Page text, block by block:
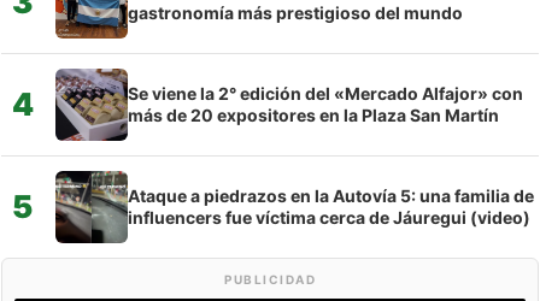
gastronomía más prestigioso del mundo
4
Se viene la 2° edición del «Mercado Alfajor» con
más de 20 expositores en la Plaza San Martín
5
Ataque a piedrazos en la Autovía 5: una familia de
influencers fue víctima cerca de Jáuregui (video)
PUBLICIDAD